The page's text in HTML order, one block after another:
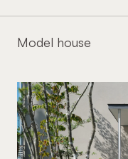
Model house